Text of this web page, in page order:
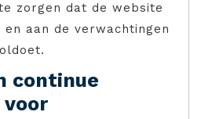
zorgen dat de website
aan de verwachtingen
continue